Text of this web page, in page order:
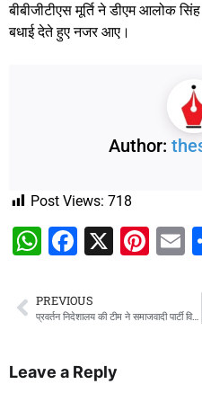
बीबीजीटीएस मूर्ति ने डीएम आलोक
बधाई देते हुए नजर आए।
Author:
Post Views: 718
WhatsApp
Facebook
X
PREVIOUS
प्रवर्तन निदेशालय की टीम ने समाजवादी पार्टी विधायक इरफान सोलंकी के घर मारा छापा
Leave a Reply